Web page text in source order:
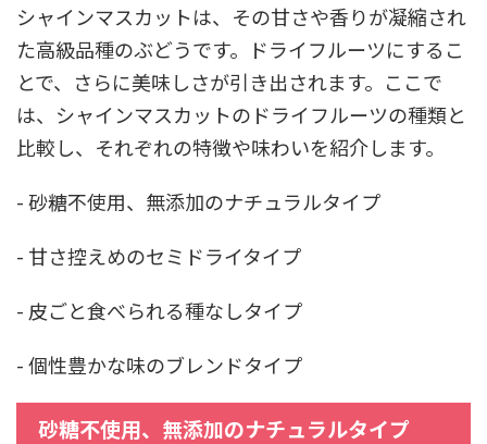
シャインマスカットは、その甘さや香りが凝縮され
た高級品種のぶどうです。ドライフルーツにするこ
とで、さらに美味しさが引き出されます。ここで
は、シャインマスカットのドライフルーツの種類と
比較し、それぞれの特徴や味わいを紹介します。
- 砂糖不使用、無添加のナチュラルタイプ
- 甘さ控えめのセミドライタイプ
- 皮ごと食べられる種なしタイプ
- 個性豊かな味のブレンドタイプ
砂糖不使用、無添加のナチュラルタイプ